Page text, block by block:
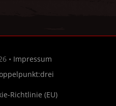
• Impressum
Richtlinie (EU)